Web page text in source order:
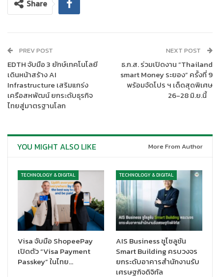
ได้รับการอัปเกรดใหม่ โดยลดพื้นที่กล้องหน้าให้ดูเล็กลงด้วยดีไซน์
แบบ Punch-hole เพื่อซ่อนเลนส์กล้องให้กลมกลืนกับหน้าจอ เมื่อ
เทนต์ได้อย่างเต็มตา นอกจากนี้ ตัวเครื่องที่บางเพียง 7.8 มม. ที่
ออกแบบสำหรับ Samsung Galaxy A27 5G ช่วยให้ผู้ใช้งาน จับได้
ถนัดมือและพกพาสะดวกในการใช้งานทุก ๆ วัน
ยกระดับประสิทธิภาพการใช้งานในทุกวัน
ทั้งวัน ไม่ว่าจะเป็นการสลับแอปพลิเคชันไปมาหรือทำงานแบบมัลติทา
สก์อย่างต่อเนื่อง โดยการอัปเกรดประสิทธิภาพ GPU ยังช่วยให้
พร้อมด้วยหน่วยความจำความเร็วสูงล่าสุดที่ช่วยเพิ่มความเร็วในการ
ถ่ายโอนข้อมูลและปรับปรุงประสิทธิภาพการใช้พลังงานให้ดียิ่งขึ้น การ
อัปเกรดทั้งหมดนี้ช่วยให้ Samsung Galaxy A27 5G ส่งมอบ
ประสบการณ์การใช้งานในทุกวันที่คุณวางใจได้
นอกจากนี้ Samsung Galaxy A27 5G ยังมาพร้อมกล้องหน้าความ
ละเอียด 12MP ที่สามารถเก็บรายละเอียดของแสงได้กว้างขึ้นและสีสัน
ที่สดใสยิ่งขึ้น ให้ผลลัพธ์ของภาพเซลฟี่ที่ดูเป็นธรรมชาติในหลากหลาย
สภาพแสง
Share
PREV POST
EDTH จับมือ 3 ยักษ์เทคโนโลยี
เดินหน้าสร้าง AI
Infrastructure เสริมแกร่ง
เครือสหพัฒน์ ยกระดับธุรกิจ
ไทยสู่มาตรฐานโลก
NEXT POST
ธ.ก.ส. ร่วมเปิดงาน “Thailand
smart Money ระยอง” ครั้งที่ 9
พร้อมจัดโปร ฯ เด็ดสุดพิเศษ
26-28 มิ.ย.นี้
YOU MIGHT ALSO LIKE More From Author
TECHNOLOGY & DIGITAL
Visa จับมือ ShopeePay
เปิดตัว “Visa Payment
Passkey” ในไทย…
TECHNOLOGY & DIGITAL
AIS Business ชูโซลูชัน
Smart Building ครบวงจร
ยกระดับอาคารสำนักงานรับ
เศรษฐกิจดิจิทัล